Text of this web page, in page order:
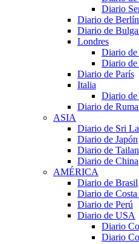
Diario
Diario de Berlín
Diario de
Londres
Diario de
Diario de
Diario de París
Italia
Diario de
Diario de
ASIA
Diario de Sri
Diario de Japón
Diario de
Diario de China
AMÉRICA
Diario de Brasil
Diario de Costa
Diario de Perú
Diario de USA
Diario
Diario